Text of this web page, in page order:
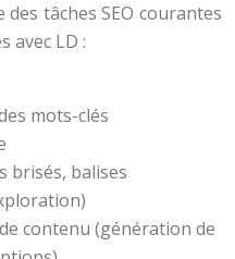
tâches SEO courantes
avec LD :
mots-clés
brisés, balises
contenu (génération de